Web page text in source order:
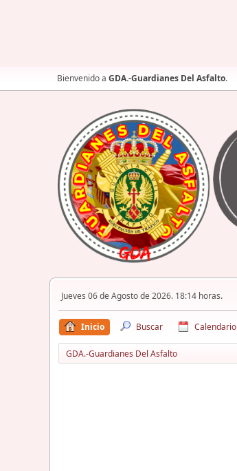
Bienvenido a GDA.-Guardianes Del Asfalto.
Jueves 06 de Agosto de 2026. 18:14 horas.
Inicio Buscar Calendario
GDA.-Guardianes Del Asfalto